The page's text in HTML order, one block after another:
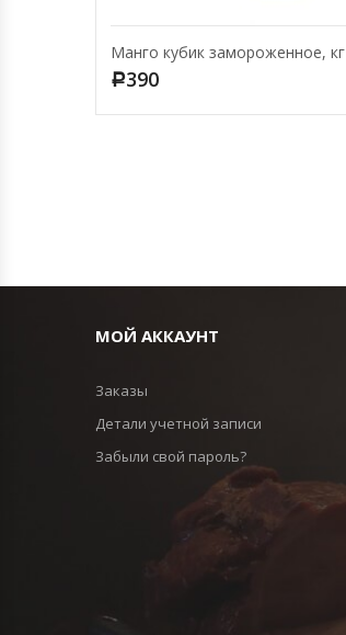
Манго кубик замороженное, кг
Р390
МОЙ АККАУНТ
Заказы
Детали учетной записи
Забыли свой пароль?